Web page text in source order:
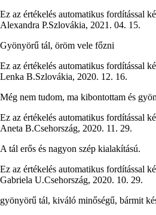
Ez az értékelés automatikus fordítással
Alexandra P.Szlovákia, 2021. 04. 15.
Gyönyörű tál, öröm vele főzni
Ez az értékelés automatikus fordítással
Lenka B.Szlovákia, 2020. 12. 16.
Még nem tudom, ma kibontottam és
Ez az értékelés automatikus fordítással
Aneta B.Csehország, 2020. 11. 29.
A tál erős és nagyon szép kialakítású.
Ez az értékelés automatikus fordítással
Gabriela U.Csehország, 2020. 10. 29.
gyönyörű tál, kiváló minőségű, bármit